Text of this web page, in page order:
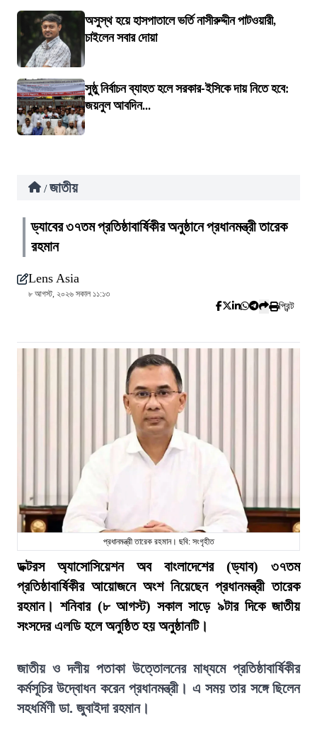
অসুস্থ হয়ে হাসপাতালে ভর্তি নাসীরুদ্দীন পাটওয়ারী,
চাইলেন সবার দোয়া
সুষ্ঠু নির্বাচন ব্যাহত হলে সরকার-ইসিকে দায় নিতে হবে:
জয়নুল আবদিন...
/ জাতীয়
ড্যাবের ৩৭তম প্রতিষ্ঠাবার্ষিকীর অনুষ্ঠানে প্রধানমন্ত্রী তারেক
রহমান
Lens Asia
৮ আগস্ট, ২০২৬ সকাল ১১:১৩
প্রিন্ট
প্রধানমন্ত্রী তারেক রহমান। ছবি: সংগৃহীত
ডক্টরস অ্যাসোসিয়েশন অব বাংলাদেশের (ড্যাব) ৩৭তম
প্রতিষ্ঠাবার্ষিকীর আয়োজনে অংশ নিয়েছেন প্রধানমন্ত্রী তারেক
রহমান। শনিবার (৮ আগস্ট) সকাল সাড়ে ৯টার দিকে জাতীয়
সংসদের এলডি হলে অনুষ্ঠিত হয় অনুষ্ঠানটি।
জাতীয় ও দলীয় পতাকা উত্তোলনের মাধ্যমে প্রতিষ্ঠাবার্ষিকীর
কর্মসূচির উদ্বোধন করেন প্রধানমন্ত্রী। এ সময় তার সঙ্গে ছিলেন
সহধর্মিণী ডা. জুবাইদা রহমান।